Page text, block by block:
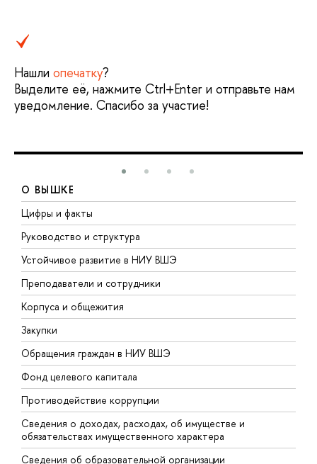
Нашли опечатку?
Выделите её, нажмите Ctrl+Enter и отправьте нам
уведомление. Спасибо за участие!
О ВЫШКЕ
Цифры и факты
Руководство и структура
Устойчивое развитие в НИУ ВШЭ
Преподаватели и сотрудники
Корпуса и общежития
Закупки
Обращения граждан в НИУ ВШЭ
Фонд целевого капитала
Противодействие коррупции
Сведения о доходах, расходах, об имуществе и
обязательствах имущественного характера
Сведения об образовательной организации